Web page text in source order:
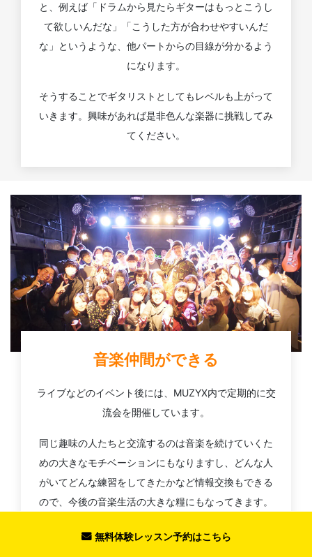
と、例えば「ドラムから見たらギターはもっとこうし
て欲しいんだな」「こうした方が合わせやすいんだ
な」というような、他パートからの目線が分かるよう
になります。
そうすることでギタリストとしてもレベルも上がって
いきます。興味があれば是非色んな楽器に挑戦してみ
てください。
音楽仲間ができる
ライブなどのイベント後には、MUZYX内で定期的に交
流会を開催しています。
同じ趣味の人たちと交流するのは音楽を続けていくた
めの大きなモチベーションにもなりますし、どんな人
がいてどんな練習をしてきたかなど情報交換もできる
ので、今後の音楽生活の大きな糧にもなってきます。
また、MUZYXは一人で加入される方が多いため「始め
無料体験レッスン予約はこちら